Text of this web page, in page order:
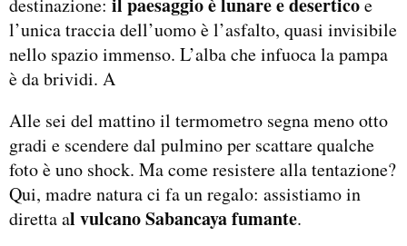
destinazione:
e
l’unica traccia dell’uomo è l’asfalto, quasi invisibile
nello spazio immenso. L’alba che infuoca la pampa
è da brividi. A
Alle sei del mattino il termometro segna meno otto
gradi e scendere dal pulmino per scattare qualche
foto è uno shock. Ma come resistere alla tentazione?
Qui, madre natura ci fa un regalo: assistiamo in
diretta al vulcano Sabancaya fumante.